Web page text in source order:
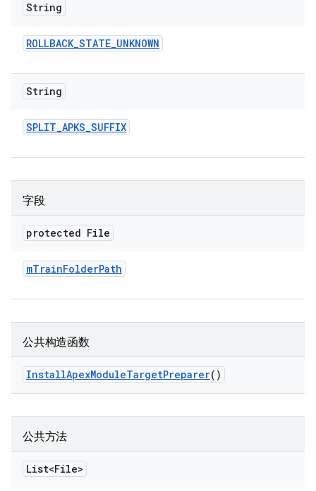
String
ROLLBACK_STATE_UNKNOWN
String
SPLIT_APKS_SUFFIX
字段
protected File
mTrainFolderPath
公共构造函数
InstallApexModuleTargetPreparer()
公共方法
List<File>